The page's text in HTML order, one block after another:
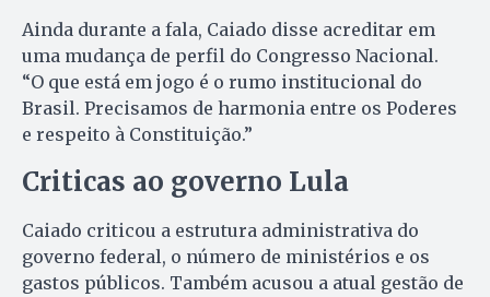
Ainda durante a fala, Caiado disse acreditar em
uma mudança de perfil do Congresso Nacional.
“O que está em jogo é o rumo institucional do
Brasil. Precisamos de harmonia entre os Poderes
e respeito à Constituição.”
Criticas ao governo Lula
Caiado criticou a estrutura administrativa do
governo federal, o número de ministérios e os
gastos públicos. Também acusou a atual gestão de